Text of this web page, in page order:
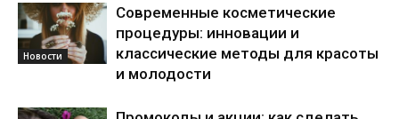
Новости
Современные косметические
процедуры: инновации и
классические методы для красоты
и молодости